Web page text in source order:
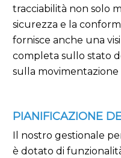
tracciabilità non solo
sicurezza e la
fornisce anche una
completa sullo stato
sulla
PIANIFICAZIONE
Il nostro gestionale
è dotato di